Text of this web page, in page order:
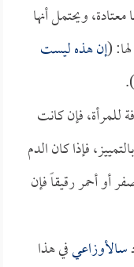
ويحتمل أنها
(إن هذه ليست
).
للمرأة، فإن كانت
فإذا كان الدم
أو أحمر رقيقاً فإن
سالأوزاعيفي هذا